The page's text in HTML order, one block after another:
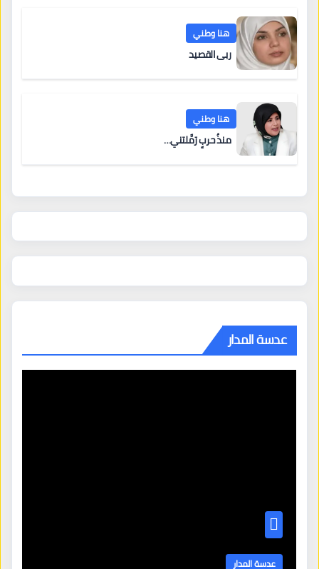
هنا وطني
ربى القصيد
هنا وطني
منذُ حربٍ رَمَّلتني…
عدسة المدار
عدسة المدار